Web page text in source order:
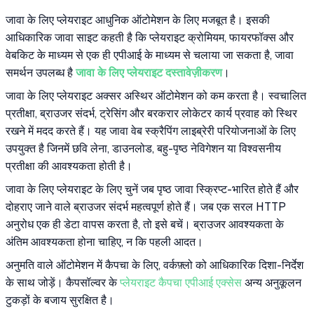
जावा के लिए प्लेयराइट आधुनिक ऑटोमेशन के लिए मजबूत है। इसकी
आधिकारिक जावा साइट कहती है कि प्लेयराइट क्रोमियम, फायरफॉक्स और
वेबकिट के माध्यम से एक ही एपीआई के माध्यम से चलाया जा सकता है, जावा
समर्थन उपलब्ध हैजावा के लिए प्लेयराइट दस्तावेज़ीकरण।
जावा के लिए प्लेयराइट अक्सर अस्थिर ऑटोमेशन को कम करता है। स्वचालित
प्रतीक्षा, ब्राउजर संदर्भ, ट्रेसिंग और बरकरार लोकेटर कार्य प्रवाह को स्थिर
रखने में मदद करते हैं। यह जावा वेब स्क्रैपिंग लाइब्रेरी परियोजनाओं के लिए
उपयुक्त है जिनमें छवि लेना, डाउनलोड, बहु-पृष्ठ नेविगेशन या विश्वसनीय
प्रतीक्षा की आवश्यकता होती है।
जावा के लिए प्लेयराइट के लिए चुनें जब पृष्ठ जावा स्क्रिप्ट-भारित होते हैं और
दोहराए जाने वाले ब्राउजर संदर्भ महत्वपूर्ण होते हैं। जब एक सरल HTTP
अनुरोध एक ही डेटा वापस करता है, तो इसे बचें। ब्राउजर आवश्यकता के
अंतिम आवश्यकता होना चाहिए, न कि पहली आदत।
अनुमति वाले ऑटोमेशन में कैपचा के लिए, वर्कफ़्लो को आधिकारिक दिशा-निर्देश
के साथ जोड़ें। कैपसॉल्वर केप्लेयराइट कैपचा एपीआई एक्सेस अन्य अनुकूलन
टुकड़ों के बजाय सुरक्षित है।